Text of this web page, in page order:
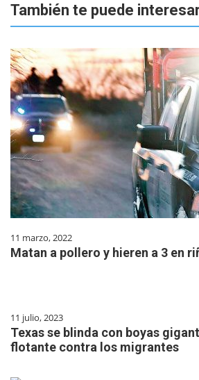
También te puede
11 marzo, 2022
Matan a pollero y hieren a 3 en
11 julio, 2023
Texas se blinda con boyas
flotante contra los migrantes